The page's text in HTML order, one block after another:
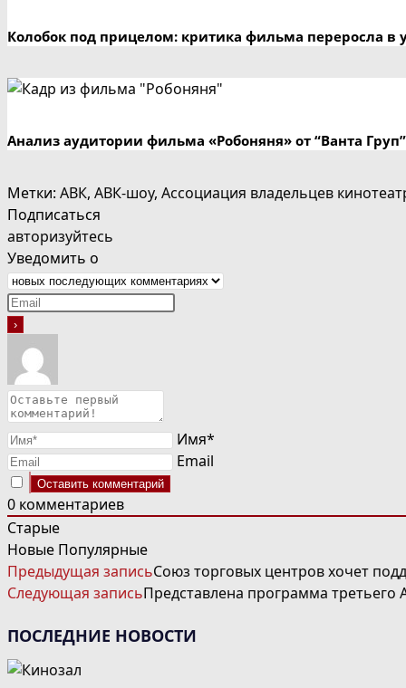
Колобок под прицелом: критика фильма переросла в
Анализ аудитории фильма «Робоняня» от “Ванта Груп”
Метки: АВК, АВК-шоу, Ассоциация владельцев
Подписаться
авторизуйтесь
Уведомить о
Имя*
Email
0 комментариев
Старые
Новые Популярные
ЧИТАТЬ
ДАЛЕЕ
СТАТЬИ
Предыдущая записьСоюз торговых центров хочет
Следующая записьПредставлена программа
ПОСЛЕДНИЕ НОВОСТИ